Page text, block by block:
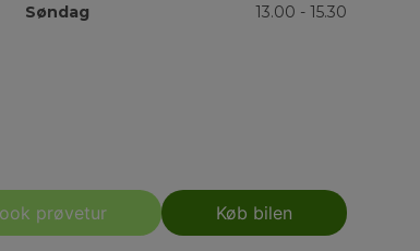
Søndag
13.00 - 15.30
prøvetur Køb bilen